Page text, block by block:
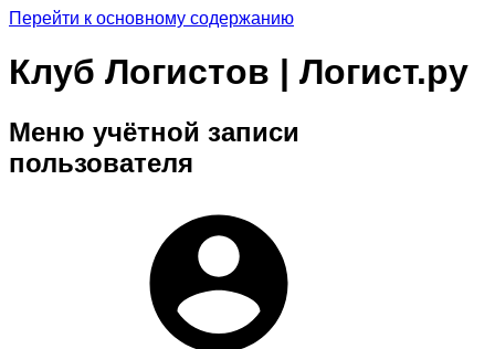
Перейти к основному содержанию
Клуб Логистов | Логист.ру
Меню учётной записи
пользователя